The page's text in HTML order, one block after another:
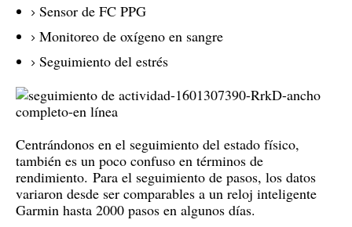
Sensor de FC PPG
Monitoreo de oxígeno en sangre
Seguimiento del estrés
Centrándonos en el seguimiento del estado físico,
también es un poco confuso en términos de
rendimiento. Para el seguimiento de pasos, los datos
variaron desde ser comparables a un reloj inteligente
Garmin hasta 2000 pasos en algunos días.